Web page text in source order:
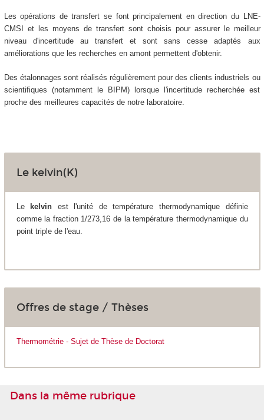
Les opérations de transfert se font principalement en direction du LNE-
CMSI et les moyens de transfert sont choisis pour assurer le meilleur
niveau d'incertitude au transfert et sont sans cesse adaptés aux
améliorations que les recherches en amont permettent d'obtenir.
Des étalonnages sont réalisés régulièrement pour des clients industriels ou
scientifiques (notamment le BIPM) lorsque l'incertitude recherchée est
proche des meilleures capacités de notre laboratoire.
Le kelvin(K)
Le kelvin est l'unité de température thermodynamique définie
comme la fraction 1/273,16 de la température thermodynamique du
point triple de l'eau.
Offres de stage / Thèses
Thermométrie - Sujet de Thèse de Doctorat
Dans la même rubrique